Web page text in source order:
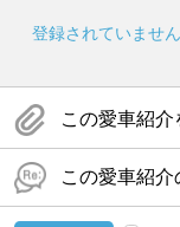
登録されていません
この愛車紹
この愛車紹